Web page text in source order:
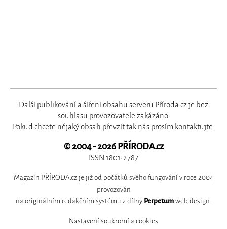
Další publikování a šíření obsahu serveru Příroda.cz je bez
souhlasu provozovatele zakázáno.
Pokud chcete nějaký obsah převzít tak nás prosím kontaktujte.
© 2004 - 2026PŘÍRODA.cz
ISSN 1801-2787
Magazín PŘÍRODA.cz je již od počátků svého fungování v roce 2004
provozován
na originálním redakčním systému z dílny Perpetum web design
Nastavení soukromí a cookies